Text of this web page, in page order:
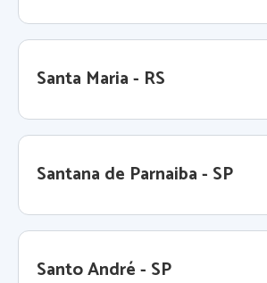
Santa Maria - RS
Santana de Parnaiba - SP
Santo André - SP